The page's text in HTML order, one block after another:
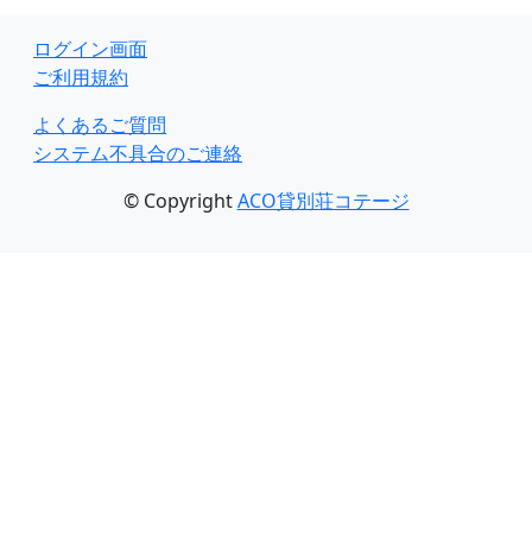
ログイン画面
ご利用規約
よくあるご質問
システム不具合のご連絡
© CopyrightACO貸別荘コテージ